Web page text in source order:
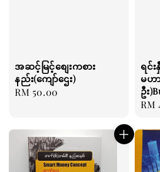
အဆင့်မြင့်‌စျေးကစား
နည်း(ကျော်ဌေး)
Regular
RM 50.00
ရင်း
မဟ
ဦး
RM